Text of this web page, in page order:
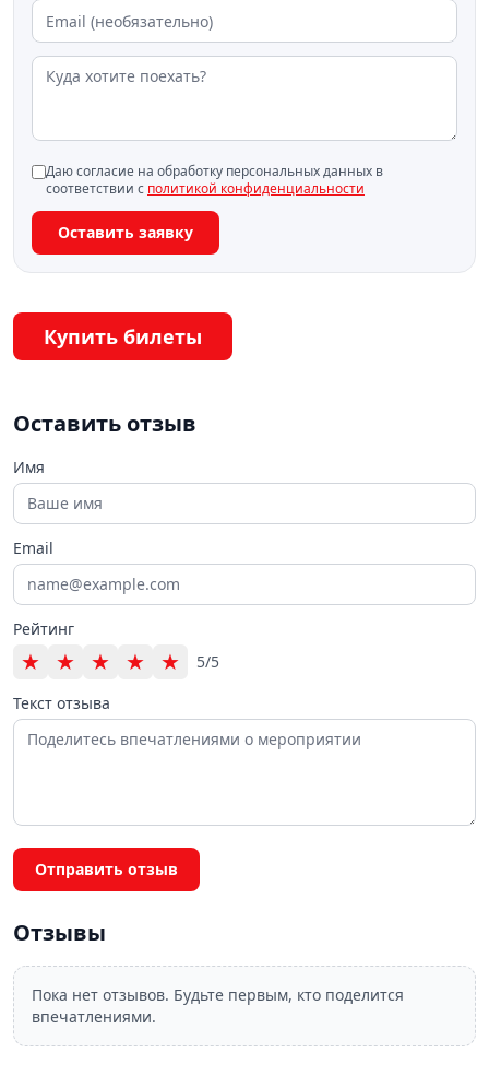
Даю согласие на обработку персональных данных в
соответствии с политикой конфиденциальности
Оставить заявку
Купить билеты
Оставить отзыв
Имя
Email
Рейтинг
★ ★ ★ ★ ★
5/5
Текст отзыва
Отправить отзыв
Отзывы
Пока нет отзывов. Будьте первым, кто поделится
впечатлениями.